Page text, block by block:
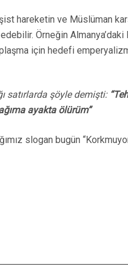
ve Müslüman
Örneğin
için hedefi
satırlarda şöyle demişti:
ayakta ölürüm”
slogan bugün